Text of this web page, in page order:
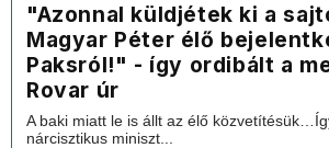
"Azonnal küldjétek ki a
Magyar Péter élő
Paksról!" - így ordibált a
Rovar úr
A baki miatt le is állt az élő
nárcisztikus miniszt...